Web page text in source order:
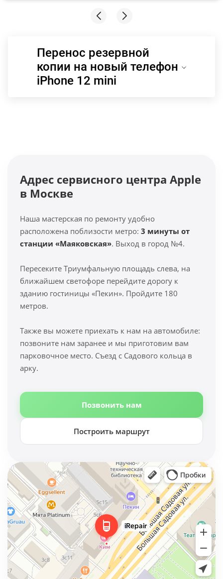
Перенос резервной
копии на новый телефон
iPhone 12 mini
Адрес сервисного центра Apple
в Москве
Наша мастерская по ремонту удобно
расположена поблизости метро: 3 минуты от
станции «Маяковская». Выход в город №4.
Пересеките Триумфальную площадь слева, на
ближайшем светофоре перейдите дорогу к
зданию гостиницы «Пекин». Пройдите 180
метров.
Также вы можете приехать к нам на автомобиле:
позвоните нам заранее и мы приготовим вам
парковочное место. Съезд с Садового кольца в
арку.
Позвонить нам
Построить маршрут